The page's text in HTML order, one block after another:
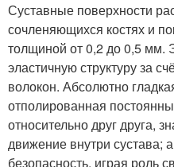
Суставные поверхности
сочленяющихся костях и
толщиной от 0,2 до 0,5
эластичную структуру за
волокон. Абсолютно
отполированная
относительно друг друга,
движение внутри сустава;
безопасность, играя роль